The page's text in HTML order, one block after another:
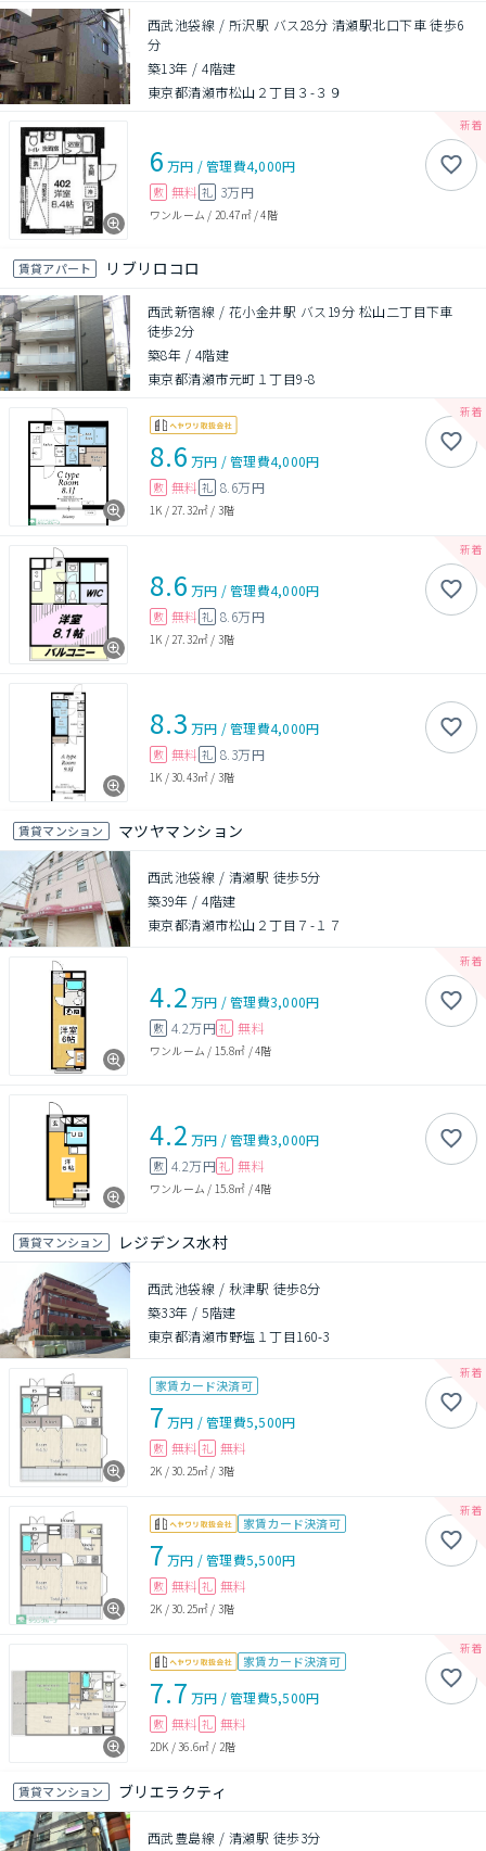
西武池袋線 / 所沢駅 バス28分 清瀬駅北口下車 徒歩6
分
築13年 /4階建
東京都清瀬市松山２丁目３-３９
6 万円 /管理費4,000円
敷 無料 礼 3万円
ワンルーム / 20.47㎡/4階
賃貸アパート リブリロコロ
西武新宿線 / 花小金井駅 バス19分 松山二丁目下車
徒歩2分
築8年 / 4階建
東京都清瀬市元町１丁目9-8
8.6 万円 /管理費4,000円
敷 無料 礼 8.6万円
1K /27.32㎡ / 3階
8.6 万円 /管理費4,000円
敷 無料 礼 8.6万円
1K / 27.32㎡ / 3階
8.3 万円 /管理費4,000円
敷 無料 礼 8.3万円
1K /30.43㎡ / 3階
賃貸マンション マツヤマンション
西武池袋線 / 清瀬駅 徒歩5分
築39年 /4階建
東京都清瀬市松山２丁目７-１７
4.2 万円 /管理費3,000円
敷 4.2万円 礼 無料
ワンルーム / 15.8㎡ /4階
4.2 万円 /管理費3,000円
敷 4.2万円 礼 無料
ワンルーム / 15.8㎡ /4階
賃貸マンション レジデンス水村
西武池袋線 / 秋津駅 徒歩8分
築33年 /5階建
東京都清瀬市野塩１丁目160-3
家賃カード決済可
7 万円 /管理費5,500円
敷 無料 礼 無料
2K /30.25㎡ / 3階
家賃カード決済可
7 万円 /管理費5,500円
敷 無料 礼 無料
2K /30.25㎡ / 3階
家賃カード決済可
7.7 万円 /管理費5,500円
敷 無料 礼 無料
2DK /36.6㎡ / 2階
賃貸マンション ブリエラクティ
西武豊島線 / 清瀬駅 徒歩3分